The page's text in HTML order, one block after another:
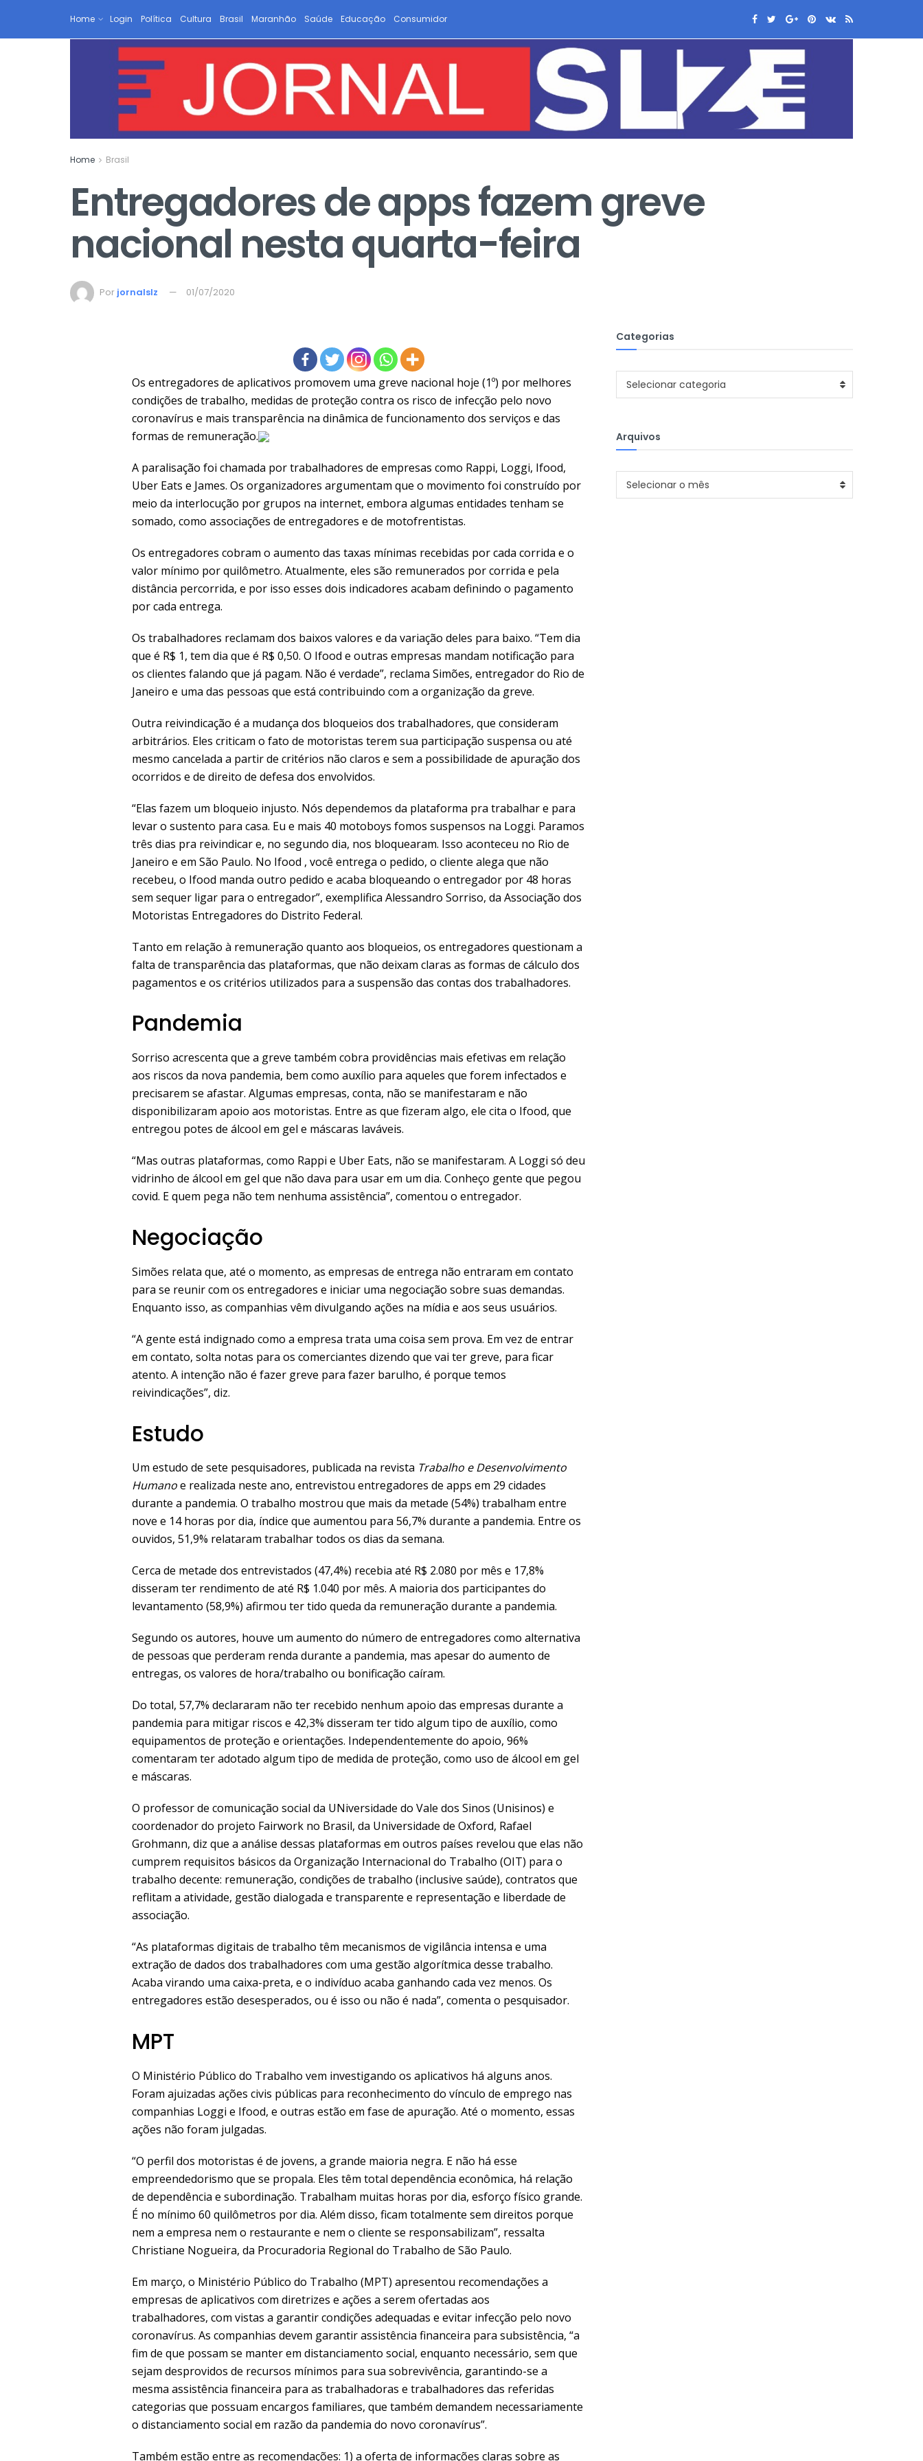
Home Login Política Cultura Brasil Maranhão Saúde Educação Consumidor
Home Brasil
Entregadores de apps fazem greve
nacional nesta quarta-feira
Por jornalslz 01/07/2020
Os entregadores de aplicativos promovem uma greve nacional hoje (1º) por melhores
condições de trabalho, medidas de proteção contra os risco de infecção pelo novo
coronavírus e mais transparência na dinâmica de funcionamento dos serviços e das
formas de remuneração.
A paralisação foi chamada por trabalhadores de empresas como Rappi, Loggi, Ifood,
Uber Eats e James. Os organizadores argumentam que o movimento foi construído por
meio da interlocução por grupos na internet, embora algumas entidades tenham se
somado, como associações de entregadores e de motofrentistas.
Os entregadores cobram o aumento das taxas mínimas recebidas por cada corrida e o
valor mínimo por quilômetro. Atualmente, eles são remunerados por corrida e pela
distância percorrida, e por isso esses dois indicadores acabam definindo o pagamento
por cada entrega.
Os trabalhadores reclamam dos baixos valores e da variação deles para baixo. “Tem dia
que é R$ 1, tem dia que é R$ 0,50. O Ifood e outras empresas mandam notificação para
os clientes falando que já pagam. Não é verdade”, reclama Simões, entregador do Rio de
Janeiro e uma das pessoas que está contribuindo com a organização da greve.
Outra reivindicação é a mudança dos bloqueios dos trabalhadores, que consideram
arbitrários. Eles criticam o fato de motoristas terem sua participação suspensa ou até
mesmo cancelada a partir de critérios não claros e sem a possibilidade de apuração dos
ocorridos e de direito de defesa dos envolvidos.
“Elas fazem um bloqueio injusto. Nós dependemos da plataforma pra trabalhar e para
levar o sustento para casa. Eu e mais 40 motoboys fomos suspensos na Loggi. Paramos
três dias pra reivindicar e, no segundo dia, nos bloquearam. Isso aconteceu no Rio de
Janeiro e em São Paulo. No Ifood , você entrega o pedido, o cliente alega que não
recebeu, o Ifood manda outro pedido e acaba bloqueando o entregador por 48 horas
sem sequer ligar para o entregador”, exemplifica Alessandro Sorriso, da Associação dos
Motoristas Entregadores do Distrito Federal.
Tanto em relação à remuneração quanto aos bloqueios, os entregadores questionam a
falta de transparência das plataformas, que não deixam claras as formas de cálculo dos
pagamentos e os critérios utilizados para a suspensão das contas dos trabalhadores.
Pandemia
Sorriso acrescenta que a greve também cobra providências mais efetivas em relação
aos riscos da nova pandemia, bem como auxílio para aqueles que forem infectados e
precisarem se afastar. Algumas empresas, conta, não se manifestaram e não
disponibilizaram apoio aos motoristas. Entre as que fizeram algo, ele cita o Ifood, que
entregou potes de álcool em gel e máscaras laváveis.
“Mas outras plataformas, como Rappi e Uber Eats, não se manifestaram. A Loggi só deu
vidrinho de álcool em gel que não dava para usar em um dia. Conheço gente que pegou
covid. E quem pega não tem nenhuma assistência”, comentou o entregador.
Negociação
Simões relata que, até o momento, as empresas de entrega não entraram em contato
para se reunir com os entregadores e iniciar uma negociação sobre suas demandas.
Enquanto isso, as companhias vêm divulgando ações na mídia e aos seus usuários.
“A gente está indignado como a empresa trata uma coisa sem prova. Em vez de entrar
em contato, solta notas para os comerciantes dizendo que vai ter greve, para ficar
atento. A intenção não é fazer greve para fazer barulho, é porque temos
reivindicações”, diz.
Estudo
Um estudo de sete pesquisadores, publicada na revista Trabalho e Desenvolvimento
Humanoe realizada neste ano, entrevistou entregadores de apps em 29 cidades
durante a pandemia. O trabalho mostrou que mais da metade (54%) trabalham entre
nove e 14 horas por dia, índice que aumentou para 56,7% durante a pandemia. Entre os
ouvidos, 51,9% relataram trabalhar todos os dias da semana.
Cerca de metade dos entrevistados (47,4%) recebia até R$ 2.080 por mês e 17,8%
disseram ter rendimento de até R$ 1.040 por mês. A maioria dos participantes do
levantamento (58,9%) afirmou ter tido queda da remuneração durante a pandemia.
Segundo os autores, houve um aumento do número de entregadores como alternativa
de pessoas que perderam renda durante a pandemia, mas apesar do aumento de
entregas, os valores de hora/trabalho ou bonificação caíram.
Do total, 57,7% declararam não ter recebido nenhum apoio das empresas durante a
pandemia para mitigar riscos e 42,3% disseram ter tido algum tipo de auxílio, como
equipamentos de proteção e orientações. Independentemente do apoio, 96%
comentaram ter adotado algum tipo de medida de proteção, como uso de álcool em gel
e máscaras.
O professor de comunicação social da UNiversidade do Vale dos Sinos (Unisinos) e
coordenador do projeto Fairwork no Brasil, da Universidade de Oxford, Rafael
Grohmann, diz que a análise dessas plataformas em outros países revelou que elas não
cumprem requisitos básicos da Organização Internacional do Trabalho (OIT) para o
trabalho decente: remuneração, condições de trabalho (inclusive saúde), contratos que
reflitam a atividade, gestão dialogada e transparente e representação e liberdade de
associação.
“As plataformas digitais de trabalho têm mecanismos de vigilância intensa e uma
extração de dados dos trabalhadores com uma gestão algorítmica desse trabalho.
Acaba virando uma caixa-preta, e o indivíduo acaba ganhando cada vez menos. Os
entregadores estão desesperados, ou é isso ou não é nada”, comenta o pesquisador.
MPT
O Ministério Público do Trabalho vem investigando os aplicativos há alguns anos.
Foram ajuizadas ações civis públicas para reconhecimento do vínculo de emprego nas
companhias Loggi e Ifood, e outras estão em fase de apuração. Até o momento, essas
ações não foram julgadas.
“O perfil dos motoristas é de jovens, a grande maioria negra. E não há esse
empreendedorismo que se propala. Eles têm total dependência econômica, há relação
de dependência e subordinação. Trabalham muitas horas por dia, esforço físico grande.
É no mínimo 60 quilômetros por dia. Além disso, ficam totalmente sem direitos porque
nem a empresa nem o restaurante e nem o cliente se responsabilizam”, ressalta
Christiane Nogueira, da Procuradoria Regional do Trabalho de São Paulo.
Em março, o Ministério Público do Trabalho (MPT) apresentou recomendações a
empresas de aplicativos com diretrizes e ações a serem ofertadas aos
trabalhadores, com vistas a garantir condições adequadas e evitar infecção pelo novo
coronavírus. As companhias devem garantir assistência financeira para subsistência, “a
fim de que possam se manter em distanciamento social, enquanto necessário, sem que
sejam desprovidos de recursos mínimos para sua sobrevivência, garantindo-se a
mesma assistência financeira para as trabalhadoras e trabalhadores das referidas
categorias que possuam encargos familiares, que também demandem necessariamente
o distanciamento social em razão da pandemia do novo coronavírus”.
Também estão entre as recomendações: 1) a oferta de informações claras sobre as
Categorias
Categorias
Selecionar categoria
Arquivos
Arquivos
Selecionar o mês